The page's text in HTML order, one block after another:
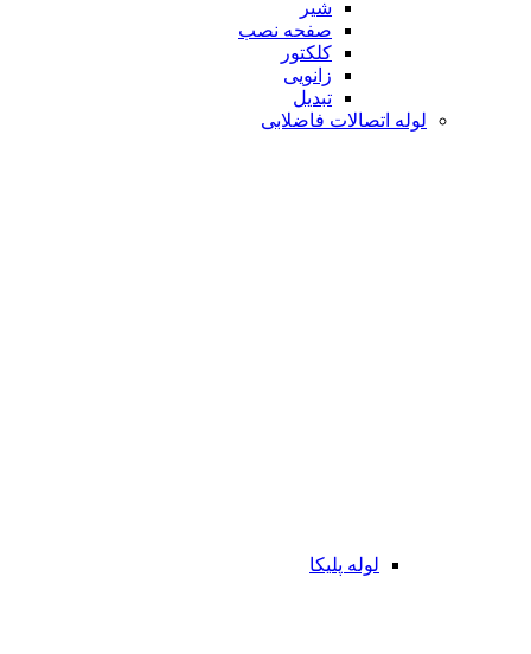
شیر
صفحه نصب
کلکتور
زانویی
تبدیل
لوله اتصالات فاضلابی
لوله پلیکا